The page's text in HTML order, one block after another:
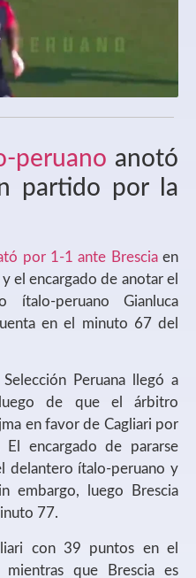
peruano anotó
partido por la
por 1-1 ante Brescia en
el encargado de anotar el
peruano Gianluca
en el minuto 67 del
Peruana llegó a
de que el árbitro
en favor de Cagliari por
encargado de pararse
delantero ítalo-peruano y
embargo, luego Brescia
77.
con 39 puntos en el
que Brescia es